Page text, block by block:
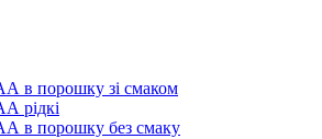
в порошку зі смаком
рідкі
в порошку без смаку